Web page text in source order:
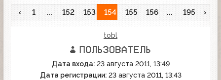
‹ 1 ... 152 153 154 155 156 ... 195 ›
tobl
Дата входа: 23 августа 2011, 13:49
Дата регистрации: 23 августа 2011, 13:43